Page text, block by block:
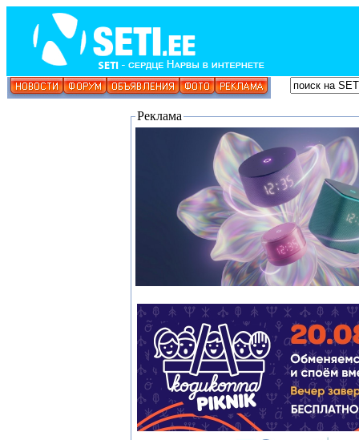
Реклама